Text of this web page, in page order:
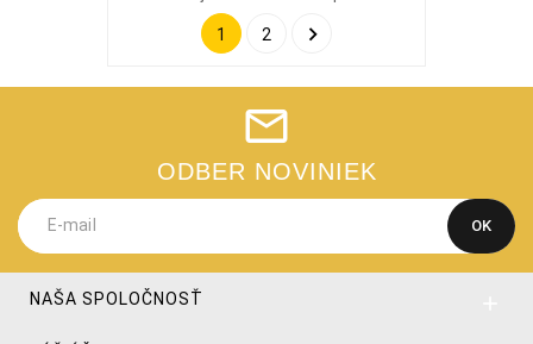
1 2 
ODBER NOVINIEK
NAŠA SPOLOČNOSŤ